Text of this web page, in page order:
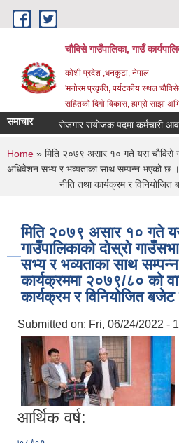
Skip to main content
चौबिसे गाउँपालिका, गाउँ
कोशी प्रदेश ,धनकुटा, नेपाल
'मनोरम प्रकृति, पर्यटकीय स्थल
सहितको दिगो विकास, हाम्रो साझा
समाचार रोजगार संयोजक पदमा कर्मचारी
You are here
Home » मिति २०७९ असार १० गते यस चौविसे
अधिवेशन सभ्य र भव्यताका साथ सम्पन्न भएको छ ।
नीति तथा कार्यक्रम र
मिति २०७९ असार १० गते
गाउँपालिकाको दोस्रो
सभ्य र भव्यताका साथ
कार्यक्रममा २०७९/८० को
कार्यक्रम र विनियोजित
Submitted on: Fri, 06/24/2022 -
आर्थिक वर्ष: